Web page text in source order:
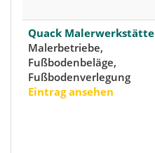
Quack Malerwerkstätte
Malerbetriebe,
Fußbodenbeläge,
Fußbodenverlegung
Eintrag ansehen